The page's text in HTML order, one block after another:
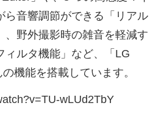
ら音響調節ができる「リアル
、野外撮影時の雑音を軽減す
ィルタ機能」など、「LG
機能を搭載しています。
wLUd2TbY